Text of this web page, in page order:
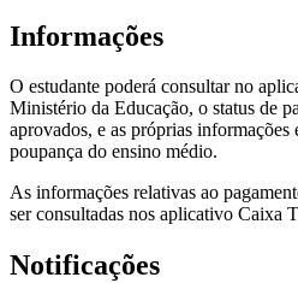
Informações
O estudante poderá consultar no
Ministério da Educação, o status de
aprovados, e as próprias informações
poupança do ensino médio.
As informações relativas ao
ser consultadas nos aplicativo Caixa
Notificações